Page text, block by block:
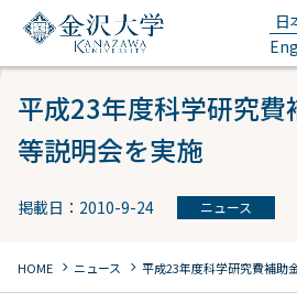
日
平成23年度科学研究費
等説明会を実施
掲載日：2010-9-24 ニュース
HOME chevron_right ニュース chevron_right 平成23年度科学研究費補助